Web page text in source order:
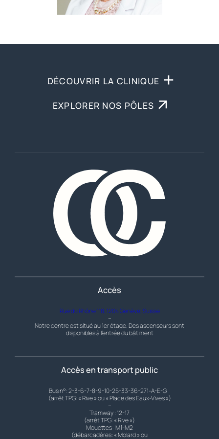
DÉCOUVRIR LA CLINIQUE
EXPLORER NOS PÔLES
Accès
Rue du Rhône 118, 1204 Genève, Suisse
–
Notre centre est situé au 1er étage. Des ascenseurs sont
disponibles à l’entrée du bâtiment
Accès en transport public
Bus n°: 2-3-6-7-8-9-10-25-33-36-271-A-E-G
(arrêt TPG: « Rive » ou « Place des Eaux-Vives »)
–
Tramway : 12-17
(arrêt TPG: « Rive »)
Mouettes : M1-M2
(débarcadères: « Molard » ou